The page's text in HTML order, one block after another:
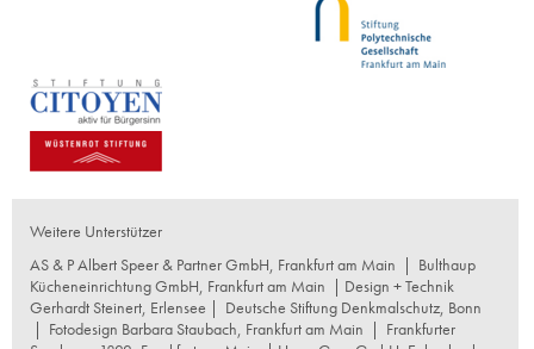
Weitere Unterstützer
AS & P Albert Speer & Partner GmbH, Frankfurt am Main | Bulthaup
Kücheneinrichtung GmbH, Frankfurt am Main | Design + Technik
Gerhardt Steinert, Erlensee | Deutsche Stiftung Denkmalschutz, Bonn
| Fotodesign Barbara Staubach, Frankfurt am Main | Frankfurter